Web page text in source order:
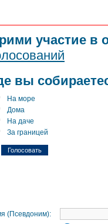
участие в
вы
На море
Дома
На даче
За границей
(Псевдоним):